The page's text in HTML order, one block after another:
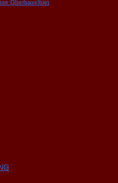
Oberbaselbiet